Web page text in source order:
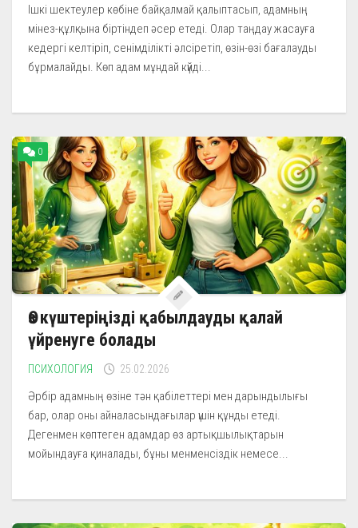
Ішкі шектеулер көбіне байқалмай қалыптасып, адамның
мінез-құлқына біртіндеп әсер етеді. Олар таңдау жасауға
кедергі келтіріп, сенімділікті әлсіретіп, өзін-өзі бағалауды
бұрмалайды. Көп адам мұндай күйді...
0
Өз күштеріңізді қабылдауды қалай
үйренуге болады
ПСИХОЛОГИЯ 25.02.2026
Әрбір адамның өзіне тән қабілеттері мен дарындылығы
бар, олар оны айналасындағылар үшін құнды етеді.
Дегенмен көптеген адамдар өз артықшылықтарын
мойындауға қиналады, бұны менменсіздік немесе...